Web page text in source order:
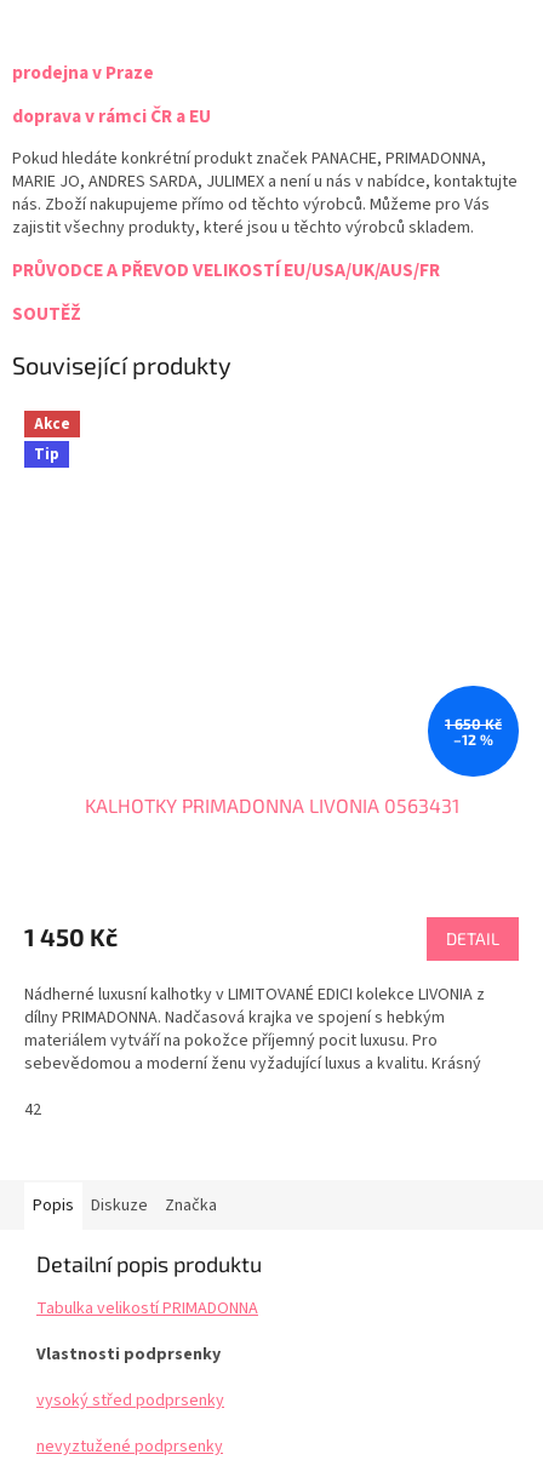
prodejna v Praze
doprava v rámci ČR a EU
Pokud hledáte konkrétní produkt značek PANACHE, PRIMADONNA,
MARIE JO, ANDRES SARDA, JULIMEX a není u nás v nabídce, kontaktujte
nás. Zboží nakupujeme přímo od těchto výrobců. Můžeme pro Vás
zajistit všechny produkty, které jsou u těchto výrobců skladem.
PRŮVODCE A PŘEVOD VELIKOSTÍ EU/USA/UK/AUS/FR
SOUTĚŽ
Související produkty
Akce
Tip
1 650 Kč
–12 %
KALHOTKY PRIMADONNA LIVONIA 0563431
1 450 Kč DETAIL
Nádherné luxusní kalhotky v LIMITOVANÉ EDICI kolekce LIVONIA z
dílny PRIMADONNA. Nadčasová krajka ve spojení s hebkým
materiálem vytváří na pokožce příjemný pocit luxusu. Pro
sebevědomou a moderní ženu vyžadující luxus a kvalitu. Krásný
42
Popis Diskuze Značka
Detailní popis produktu
Tabulka velikostí PRIMADONNA
Vlastnosti podprsenky
vysoký střed podprsenky
nevyztužené podprsenky